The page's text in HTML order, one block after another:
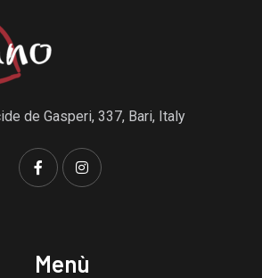
de Gasperi, 337, Bari, Italy
Menù